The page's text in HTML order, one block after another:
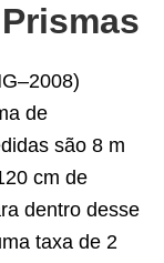
de
são 8 m
cm de
dentro desse
taxa de 2